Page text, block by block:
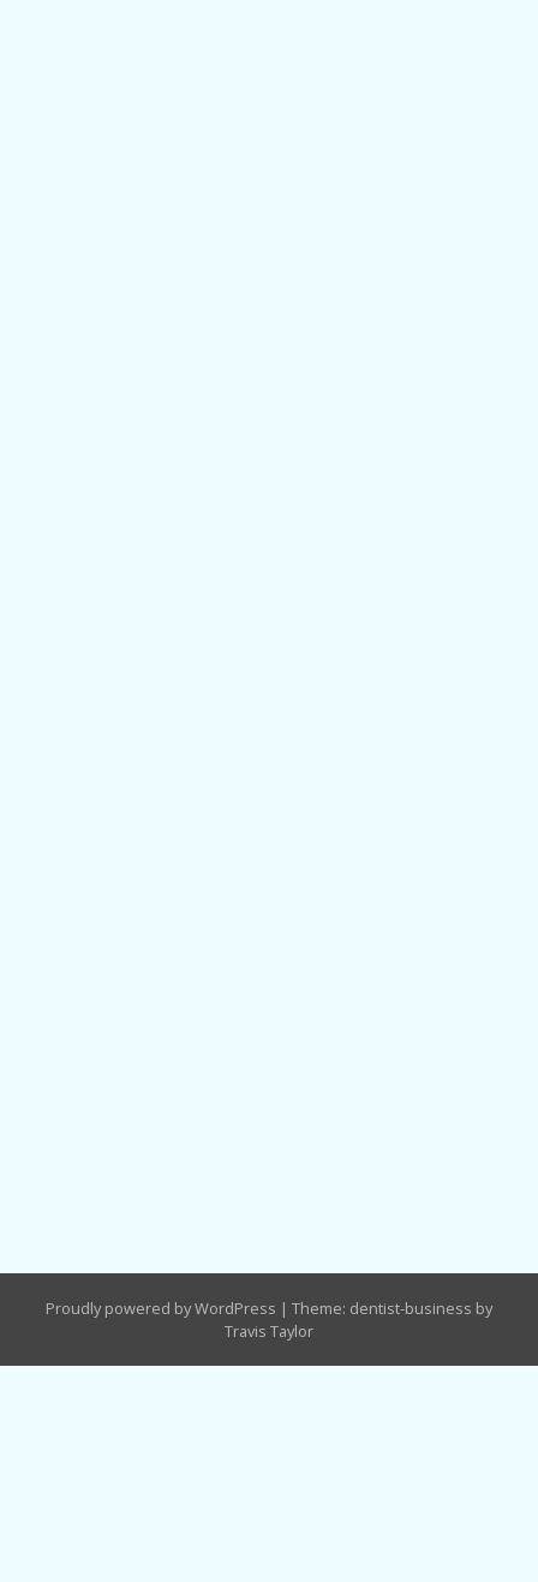
Proudly powered by WordPress | Theme: dentist-business by
Travis Taylor